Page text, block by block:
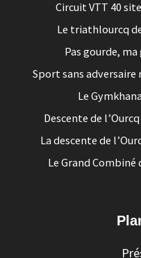
Circuit VTT 40
Le triathlourcq
Pas gourde, ma
Sport sans
Le
Descente de
La descente de
Le Grand Combiné